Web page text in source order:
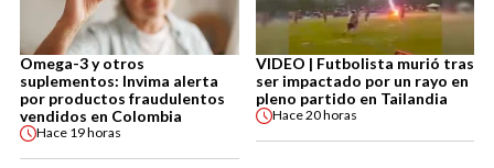
Omega-3 y otros
suplementos: Invima alerta
por productos fraudulentos
vendidos en Colombia
Hace 19 horas
VIDEO | Futbolista murió tras
ser impactado por un rayo en
pleno partido en Tailandia
Hace20 horas